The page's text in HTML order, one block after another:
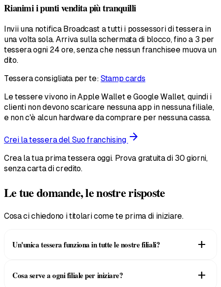
Rianimi i punti vendita più tranquilli
Invii una notifica Broadcast a tutti i possessori di tessera in
una volta sola. Arriva sulla schermata di blocco, fino a 3 per
tessera ogni 24 ore, senza che nessun franchisee muova un
dito.
Tessera consigliata per te:Stamp cards
Le tessere vivono in Apple Wallet e Google Wallet, quindi i
clienti non devono scaricare nessuna app in nessuna filiale,
e non c'è alcun hardware da comprare per nessuna cassa.
Crei la tessera del Suo franchising arrow_forward
Crea la tua prima tessera oggi. Prova gratuita di 30 giorni,
senza carta di credito.
Le tue domande, le nostre risposte
Cosa ci chiedono i titolari come te prima di iniziare.
Un'unica tessera funziona in tutte le nostre filiali? add
Il cliente aggiunge un'unica tessera al suo Apple Wallet o
Cosa serve a ogni filiale per iniziare? add